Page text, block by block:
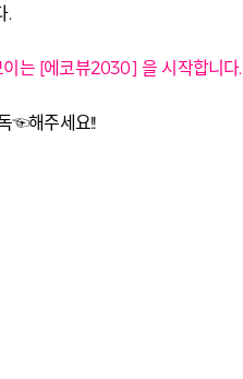
.
는 [에코뷰2030] 을 시작합니다.
☜해주세요!!